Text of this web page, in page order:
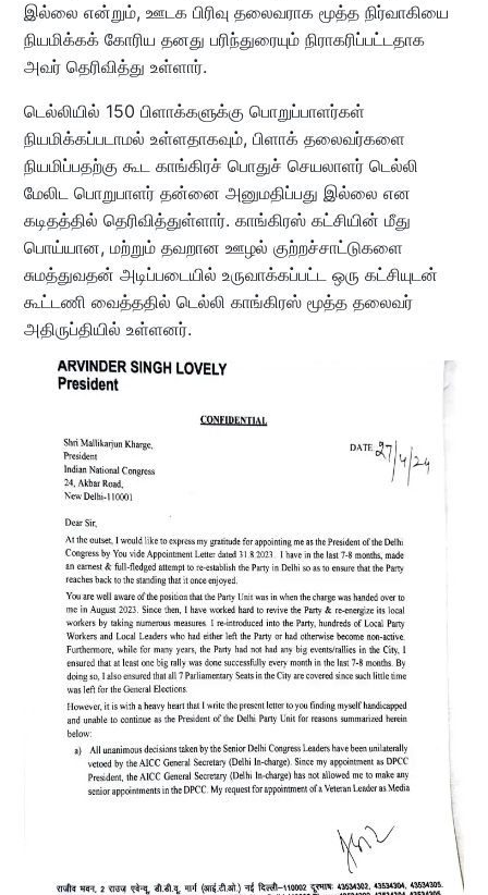
இல்லை என்றும், ஊடக பிரிவு தலைவராக மூத்த நிர்வாகியை
நியமிக்கக் கோரிய தனது பரிந்துரையும் நிராகரிப்பட்டதாக
அவர் தெரிவித்து உள்ளார்.
டெல்லியில் 150 பிளாக்களுக்கு பொறுப்பாளர்கள்
நியமிக்கப்படாமல் உள்ளதாகவும், பிளாக் தலைவர்களை
நியமிப்பதற்கு கூட காங்கிரச் பொதுச் செயலாளர் டெல்லி
மேலிட பொறுபாளர் தன்னை அனுமதிப்பது இல்லை என
கடிதத்தில் தெரிவித்துள்ளார். காங்கிரஸ் கட்சியின் மீது
பொய்யான, மற்றும் தவறான ஊழல் குற்றச்சாட்டுகளை
சுமத்துவதன் அடிப்படையில் உருவாக்கப்பட்ட ஒரு கட்சியுடன்
கூட்டணி வைத்ததில் டெல்லி காங்கிரஸ் மூத்த தலைவர்
அதிருப்தியில் உள்ளனர்.